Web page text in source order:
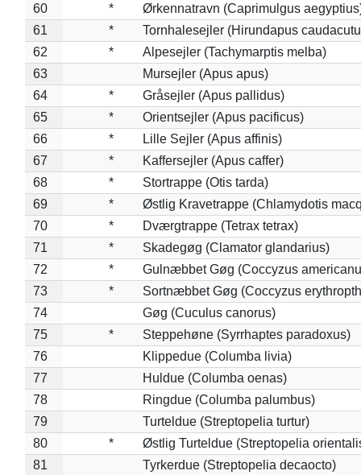
60
*
Ørkennatravn (Caprimulgus
61
*
Tornhalesejler (Hirundapus
62
*
Alpesejler (Tachymarptis melba)
63
Mursejler (Apus apus)
64
*
Gråsejler (Apus pallidus)
65
*
Orientsejler (Apus pacificus)
66
*
Lille Sejler (Apus affinis)
67
*
Kaffersejler (Apus caffer)
68
*
Stortrappe (Otis tarda)
69
*
Østlig Kravetrappe (Chlamydotis
70
*
Dværgtrappe (Tetrax tetrax)
71
*
Skadegøg (Clamator glandarius)
72
*
Gulnæbbet Gøg (Coccyzus
73
*
Sortnæbbet Gøg (Coccyzus
74
Gøg (Cuculus canorus)
75
*
Steppehøne (Syrrhaptes paradoxus)
76
Klippedue (Columba livia)
77
Huldue (Columba oenas)
78
Ringdue (Columba palumbus)
79
Turteldue (Streptopelia turtur)
80
*
Østlig Turteldue (Streptopelia
81
Tyrkerdue (Streptopelia decaocto)